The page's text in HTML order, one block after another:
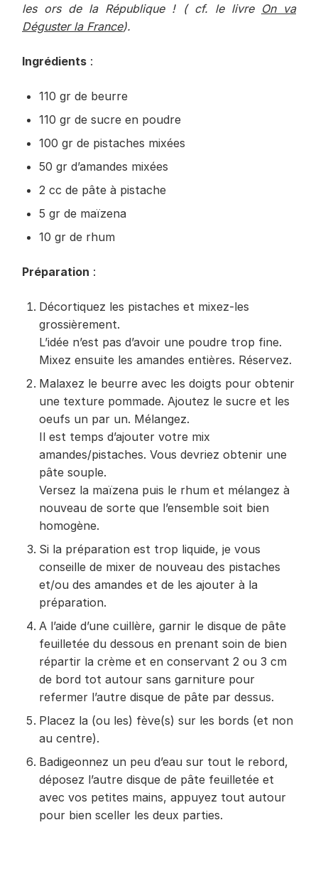
les ors de la République ! ( cf. le livre On va
Déguster la France).
Ingrédients :
110 gr de beurre
110 gr de sucre en poudre
100 gr de pistaches mixées
50 gr d’amandes mixées
2 cc de pâte à pistache
5 gr de maïzena
10 gr de rhum
Préparation :
Décortiquez les pistaches et mixez-les
grossièrement.
L’idée n’est pas d’avoir une poudre trop fine.
Mixez ensuite les amandes entières. Réservez.
Malaxez le beurre avec les doigts pour obtenir
une texture pommade. Ajoutez le sucre et les
oeufs un par un. Mélangez.
Il est temps d’ajouter votre mix
amandes/pistaches. Vous devriez obtenir une
pâte souple.
Versez la maïzena puis le rhum et mélangez à
nouveau de sorte que l’ensemble soit bien
homogène.
Si la préparation est trop liquide, je vous
conseille de mixer de nouveau des pistaches
et/ou des amandes et de les ajouter à la
préparation.
A l’aide d’une cuillère, garnir le disque de pâte
feuilletée du dessous en prenant soin de bien
répartir la crème et en conservant 2 ou 3 cm
de bord tot autour sans garniture pour
refermer l’autre disque de pâte par dessus.
Placez la (ou les) fève(s) sur les bords (et non
au centre).
Badigeonnez un peu d’eau sur tout le rebord,
déposez l’autre disque de pâte feuilletée et
avec vos petites mains, appuyez tout autour
pour bien sceller les deux parties.